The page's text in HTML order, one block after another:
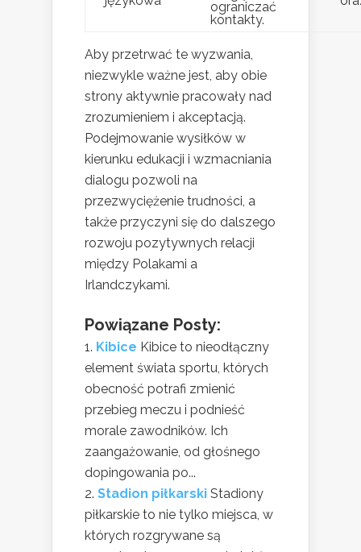
ograniczać
kontakty.
Aby przetrwać te wyzwania,
niezwykle ważne jest, aby obie
strony aktywnie pracowały nad
zrozumieniem i akceptacją.
Podejmowanie wysiłków w
kierunku edukacji i wzmacniania
dialogu pozwoli na
przezwyciężenie trudności, a
także przyczyni się do dalszego
rozwoju pozytywnych relacji
między Polakami a
Irlandczykami.
Powiązane Posty:
Kibice Kibice to nieodłączny
element świata sportu, których
obecność potrafi zmienić
przebieg meczu i podnieść
morale zawodników. Ich
zaangażowanie, od głośnego
dopingowania po...
Stadion piłkarski Stadiony
piłkarskie to nie tylko miejsca, w
których rozgrywane są